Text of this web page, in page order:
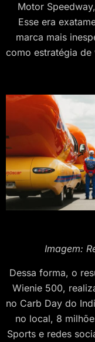
Motor
Esse era
marca mais
como estratégia de
Imagem:
Dessa forma, o
Wienie 500,
no Carb Day do
no local, 8
Sports e redes